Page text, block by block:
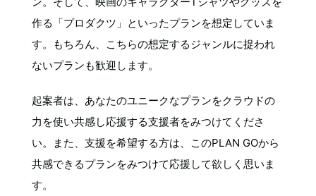
作る「プロダクツ」といったプランを想定していま
す。もちろん、こちらの想定するジャンルに捉われ
ないプランも歓迎します。
起案者は、あなたのユニークなプランをクラウドの
力を使い共感し応援する支援者をみつけてくださ
い。また、支援を希望する方は、このPLAN GOから
共感できるプランをみつけて応援して欲しく思いま
す。